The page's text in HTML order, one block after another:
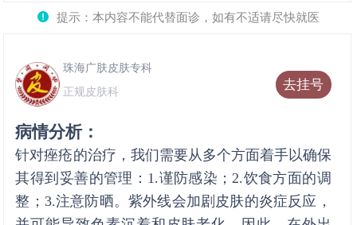
提示：本内容不能代替面诊，如有不适请尽快就医
去挂号
珠海广肤皮肤专科
正规皮肤科
病情分析：
针对痤疮的治疗，我们需要从多个方面着手以确保
其得到妥善的管理：1.谨防感染；2.饮食方面的调
整；3.注意防晒。紫外线会加剧皮肤的炎症反应，